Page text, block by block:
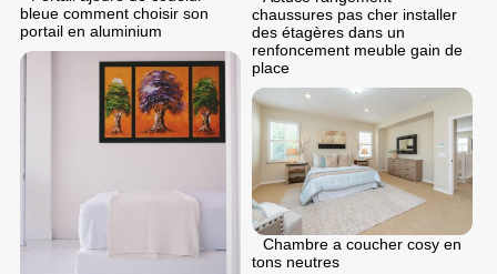
chaussures pas cher installer
des étagères dans un
renfoncement meuble gain de
place
bleue comment choisir son
portail en aluminium
Chambre a coucher cosy en
tons neutres